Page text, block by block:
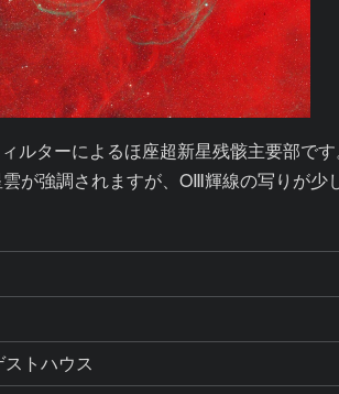
ルターによるほ座超新星残骸主要部です
強調されますが、OⅢ輝線の写りが少
トハウス